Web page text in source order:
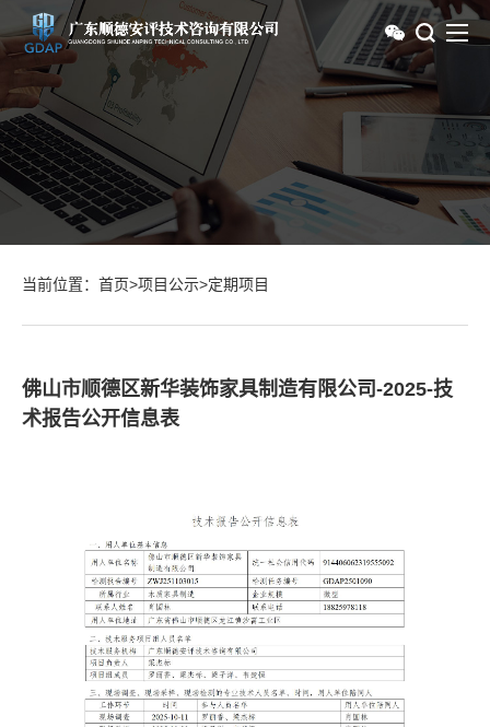
当前位置： 首页>项目公示>定期项目
佛山市顺德区新华装饰家具制造有限公司-2025-技
术报告公开信息表